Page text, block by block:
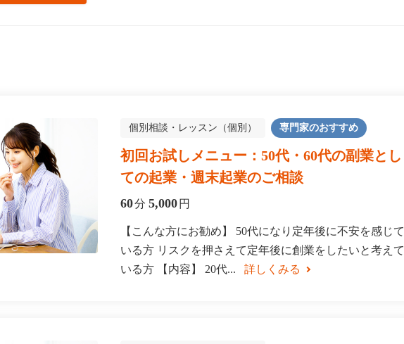
個別相談・レッスン（個別） 専門家のおすすめ
初回お試しメニュー：50代・60代の副業とし
ての起業・週末起業のご相談
60分 5,000 円
【こんな方にお勧め】 50代になり定年後に不安を感じて
いる方 リスクを押さえて定年後に創業をしたいと考えて
いる方 【内容】 20代...
詳しくみる